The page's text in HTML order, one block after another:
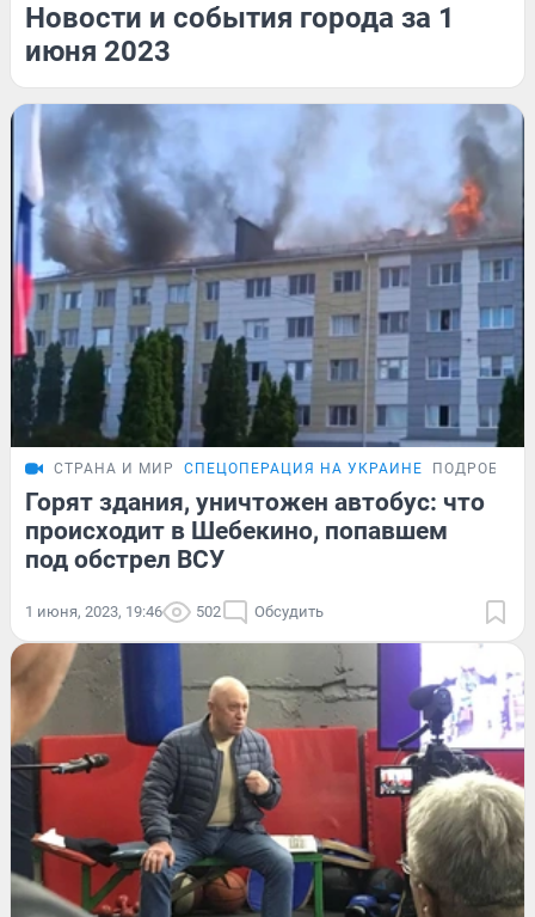
Новости и события города за 1
июня 2023
СТРАНА И МИР СПЕЦОПЕРАЦИЯ НА УКРАИНЕ
Горят здания, уничтожен автобус: что
происходит в Шебекино, попавшем
под обстрел ВСУ
1 июня, 2023, 19:46 502 Обсудить